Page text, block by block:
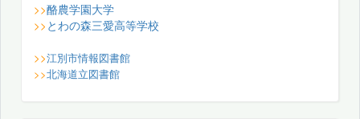
>>酪農学園大学
>> とわの森三愛高等学校
>>江別市情報図書館
>>北海道立図書館